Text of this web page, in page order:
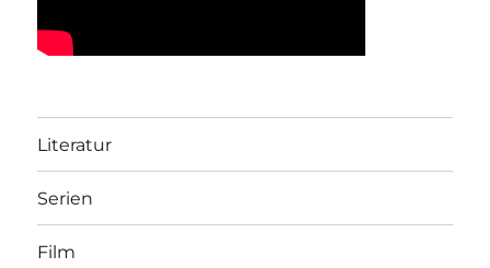
Literatur
Serien
Film